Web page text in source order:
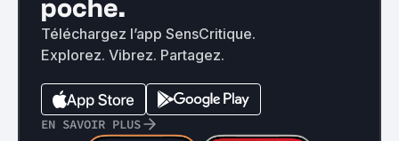
poche.
Téléchargez l’app SensCritique.
Explorez. Vibrez. Partagez.
EN SAVOIR PLUS